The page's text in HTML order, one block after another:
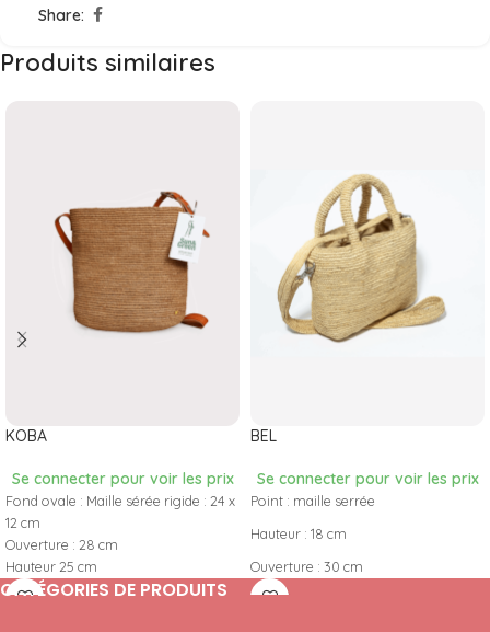
Share:
Produits similaires
KOBA
Se connecter pour voir les prix
Fond ovale : Maille sérée rigide : 24 x
12 cm
Ouverture : 28 cm
Hauteur 25 cm
Pochon cordon
BEL
Se connecter pour voir les prix
Point : maille serrée
Hauteur : 18 cm
Ouverture : 30 cm
Fond rectangulaire : 20 x 7 cm
CATÉGORIES DE PRODUITS